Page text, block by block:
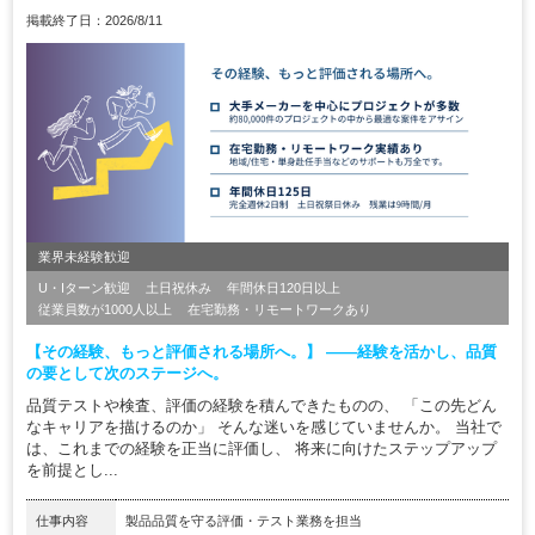
掲載終了日：2026/8/11
業界未経験歓迎
U・Iターン歓迎 土日祝休み
年間休日120日以上
従業員数が1000人以上
在宅勤務・リモートワークあり
【その経験、もっと評価される場所へ。】 ――経験を活かし、品質
の要として次のステージへ。
品質テストや検査、評価の経験を積んできたものの、 「この先どん
なキャリアを描けるのか」 そんな迷いを感じていませんか。 当社で
は、これまでの経験を正当に評価し、 将来に向けたステップアップ
を前提とし...
仕事内容 製品品質を守る評価・テスト業務を担当